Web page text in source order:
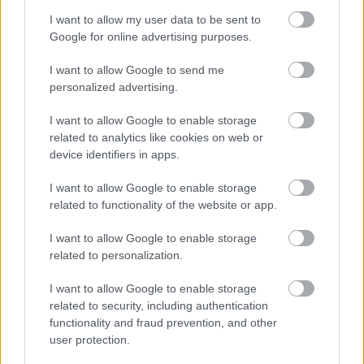
I want to allow my user data to be sent to
Google for online advertising purposes.
I want to allow Google to send me
personalized advertising.
I want to allow Google to enable storage
related to analytics like cookies on web or
device identifiers in apps.
I want to allow Google to enable storage
related to functionality of the website or app.
I want to allow Google to enable storage
related to personalization.
I want to allow Google to enable storage
related to security, including authentication
functionality and fraud prevention, and other
user protection.
20 km do cíle už jedu sama, čekám, že mě dojede
nějaká další skupina holek, ale jen samí chlapi,
kteří byli hodně rychlí, a nemám šanci se zapojit
do vláčku. Vyhlížím cíl a jsem neskutečně ráda,
Predazzu a nemusím jet dalších 25 km se
závěrečnou stěnou Cascatou. I v době covidové
moc děkuji jednomu z pořadatelů, který mě
pustil do vyhřáté dřevěné boudičky, kde jsem se
mohla v závětří převléknout.
https://live.staticflickr.com/65535/518586481
65_7578d666de.jpg *]
(Trať závodu s výhledem na slavnou sjezdovku
Alpe Cermis)